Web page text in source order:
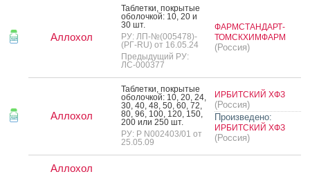
Аллохол
Таб­летки, пок­ры­тые
обо­лоч­кой: 10, 20 и
30 шт.
РУ: ЛП-№(005478)-
(РГ-RU) от 16.05.24
Предыдущий РУ:
ЛС-000377
ФАРМСТАНДАРТ-
ТОМСКХИМФАРМ
(Россия)
Аллохол
Таб­летки, пок­ры­тые
обо­лоч­кой: 10, 20, 24,
30, 40, 48, 50, 60, 72,
80, 96, 100, 120, 150,
200 или 250 шт.
РУ: Р N002403/01 от
25.05.09
ИРБИТСКИЙ ХФЗ
(Россия)
Произведено:
ИРБИТСКИЙ ХФЗ
(Россия)
Аллохол